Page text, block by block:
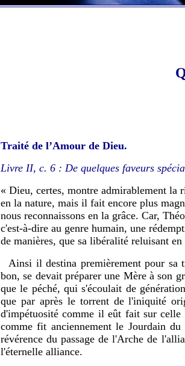
Traité de l’Amour de Dieu.
Livre II, c. 6 : De quelques faveurs
« Dieu, certes, montre admirablement la
en la nature, mais il fait encore plus
nous reconnaissons en la grâce. Car,
c'est‑à‑dire au genre humain, une
de manières, que sa libéralité reluisant
Ainsi il destina premièrement pour sa
bon, se devait préparer une Mère à son
que le péché, qui s'écoulait de
que par après le torrent de l'iniquité
d'impétuosité comme il eût fait sur
comme fit anciennement le Jourdain
révérence du passage de l'Arche de
l'éternelle alliance.